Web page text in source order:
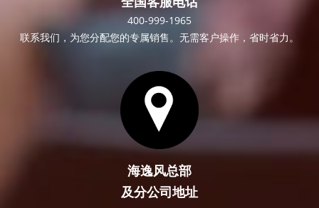
400-999-1965
联系我们，为您分配您的专属销售。无需客户操作，省时省力。
海逸风总部
及分公司地址